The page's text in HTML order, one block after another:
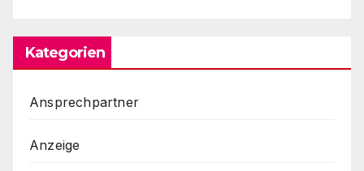
Kategorien
Ansprechpartner
Anzeige